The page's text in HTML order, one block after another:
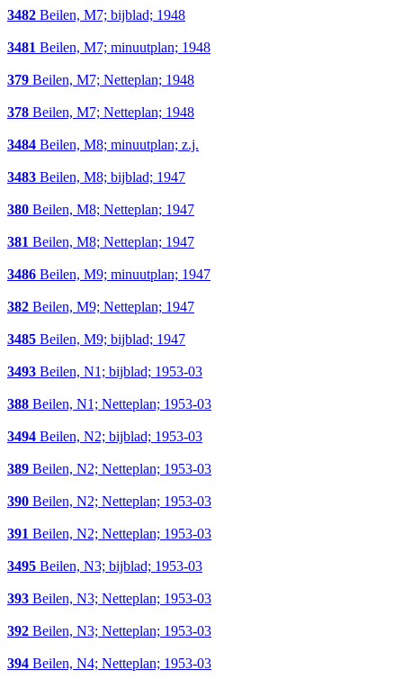
3482 Beilen, M7; bijblad; 1948
3481 Beilen, M7; minuutplan; 1948
379 Beilen, M7; Netteplan; 1948
378 Beilen, M7; Netteplan; 1948
3484 Beilen, M8; minuutplan; z.j.
3483 Beilen, M8; bijblad; 1947
380 Beilen, M8; Netteplan; 1947
381 Beilen, M8; Netteplan; 1947
3486 Beilen, M9; minuutplan; 1947
382 Beilen, M9; Netteplan; 1947
3485 Beilen, M9; bijblad; 1947
3493 Beilen, N1; bijblad; 1953-03
388 Beilen, N1; Netteplan; 1953-03
3494 Beilen, N2; bijblad; 1953-03
389 Beilen, N2; Netteplan; 1953-03
390 Beilen, N2; Netteplan; 1953-03
391 Beilen, N2; Netteplan; 1953-03
3495 Beilen, N3; bijblad; 1953-03
393 Beilen, N3; Netteplan; 1953-03
392 Beilen, N3; Netteplan; 1953-03
394 Beilen, N4; Netteplan; 1953-03